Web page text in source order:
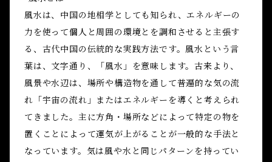
風水は、中国の地相学としても知られ、エネルギーの
力を使って個人と周囲の環境とを調和させると主張す
る、古代中国の伝統的な実践方法です。風水という言
葉は、文字通り、「風水」を意味します。古来より、
風景や水辺は、場所や構造物を通して普遍的な気の流
れ「宇宙の流れ」またはエネルギーを導くと考えられ
てきました。主に方角・場所などによって特定の物を
置くことによって運気が上がることが一般的な手法と
なっています。気は風や水と同じパターンを持ってい